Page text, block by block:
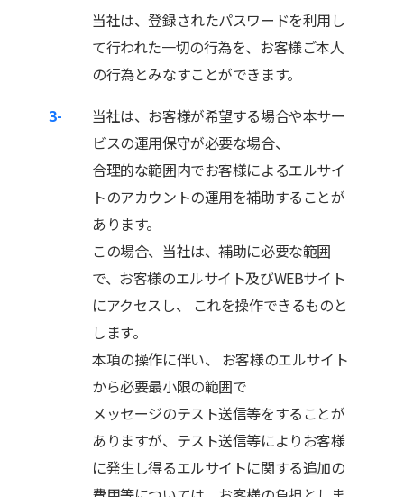
当社は、登録されたパスワードを利用し
て行われた一切の行為を、お客様ご本人
の行為とみなすことができます。
3-
当社は、お客様が希望する場合や本サー
ビスの運用保守が必要な場合、
合理的な範囲内でお客様によるエルサイ
トのアカウントの運用を補助することが
あります。
この場合、当社は、補助に必要な範囲
で、お客様のエルサイト及びWEBサイト
にアクセスし、 これを操作できるものと
します。
本項の操作に伴い、 お客様のエルサイト
から必要最小限の範囲で
メッセージのテスト送信等をすることが
ありますが、テスト送信等によりお客様
に発生し得るエルサイトに関する追加の